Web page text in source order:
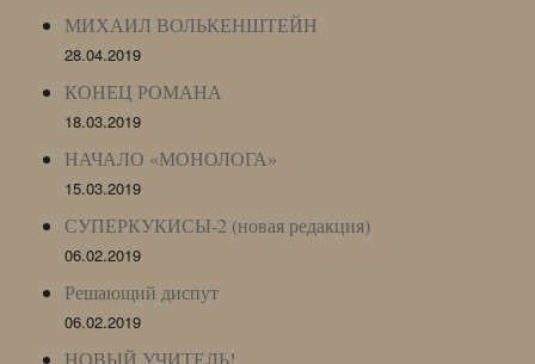
МИХАИЛ ВОЛЬКЕНШТЕЙН
28.04.2019
КОНЕЦ РОМАНА
18.03.2019
НАЧАЛО «МОНОЛОГА»
15.03.2019
СУПЕРКУКИСЫ-2 (новая редакция)
06.02.2019
Решающий диспут
06.02.2019
НОВЫЙ УЧИТЕЛЬ!